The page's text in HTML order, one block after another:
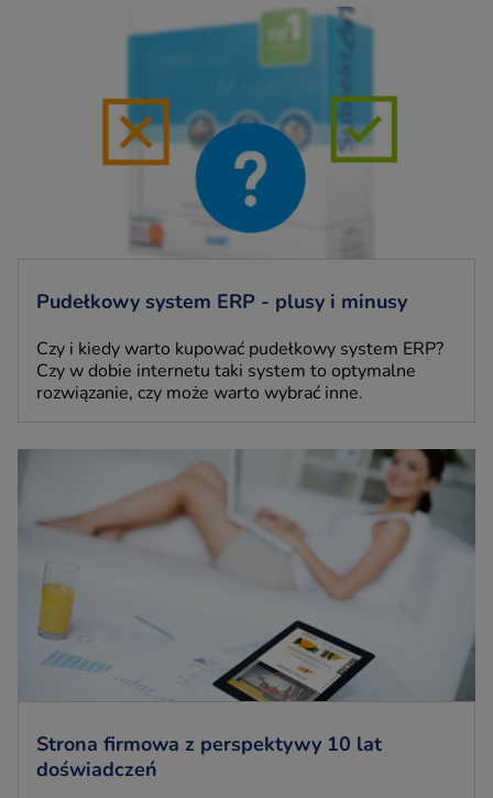
Pudełkowy system ERP - plusy i minusy
Czy i kiedy warto kupować pudełkowy system ERP?
Czy w dobie internetu taki system to optymalne
rozwiązanie, czy może warto wybrać inne.
Strona firmowa z perspektywy 10 lat
doświadczeń